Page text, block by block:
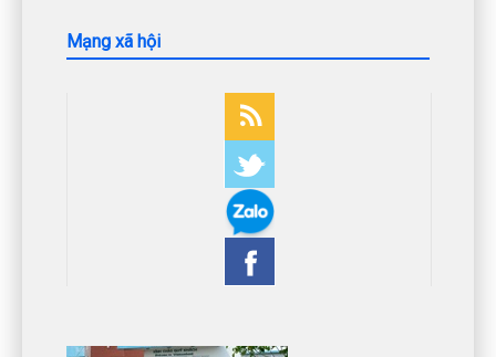
Mạng xã hội